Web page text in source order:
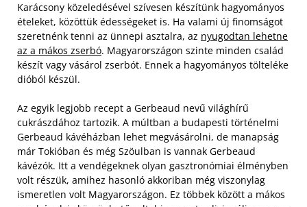
Karácsony közeledésével szívesen készítünk hagyományos
ételeket, közöttük édességeket is. Ha valami új finomságot
szeretnénk tenni az ünnepi asztalra, az nyugodtan lehetne
az a mákos zserbó. Magyarországon szinte minden család
készít vagy vásárol zserbót. Ennek a hagyományos tölteléke
dióból készül.
Az egyik legjobb recept a Gerbeaud nevű világhírű
cukrászdához tartozik. A múltban a budapesti történelmi
Gerbeaud kávéházban lehet megvásárolni, de manapság
már Tokióban és még Szöulban is vannak Gerbeaud
kávézók. Itt a vendégeknek olyan gasztronómiai élményben
volt részük, amihez hasonló akkoriban még viszonylag
ismeretlen volt Magyarországon. Ez többek között a mákos